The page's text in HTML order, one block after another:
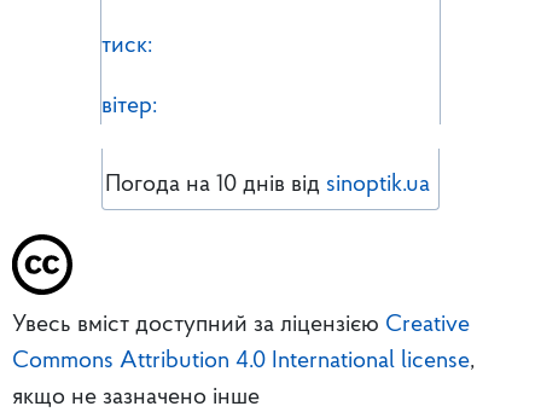
тиск:
вітер:
Погода на 10 днів від sinoptik.ua
Увесь вміст доступний за ліцензією Creative
Commons Attribution 4.0 International license,
якщо не зазначено інше